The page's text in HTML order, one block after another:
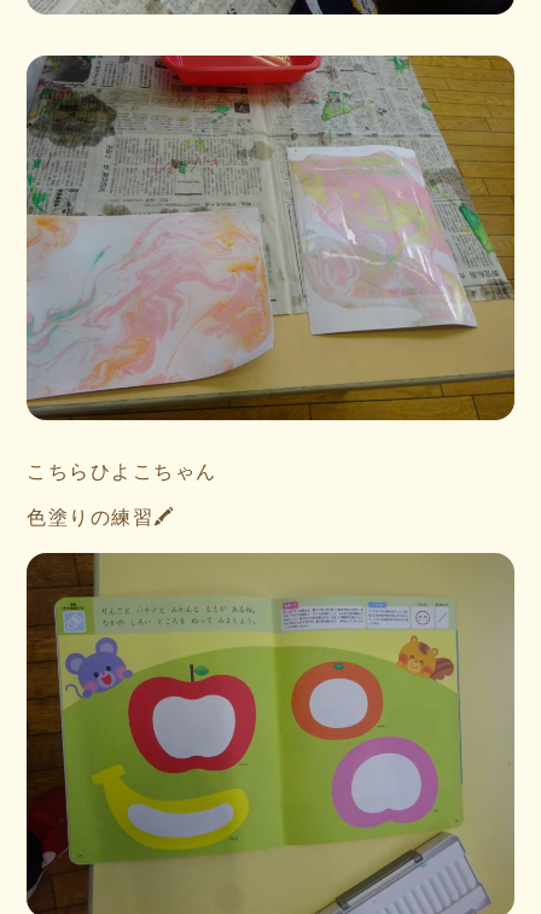
こちらひよこちゃん
色塗りの練習🖍